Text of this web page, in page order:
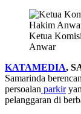
Ketua
Anwar
KATAMEDIA,
Samarinda
persoalan parkir
pelanggaran di